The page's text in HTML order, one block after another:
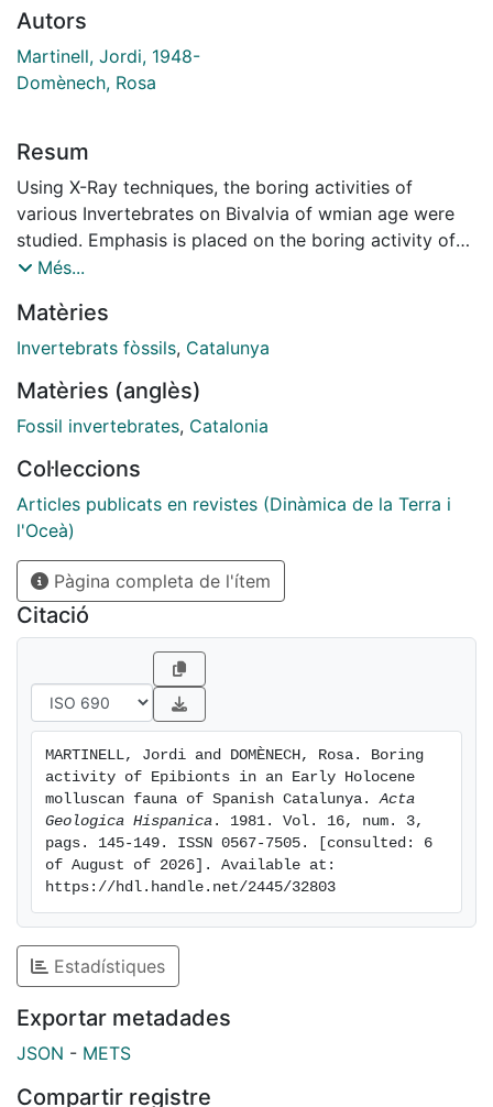
Autors
Martinell, Jordi, 1948-
Domènech, Rosa
Resum
Using X-Ray techniques, the boring activities of
various Invertebrates on Bivalvia of wmian age were
studied. Emphasis is placed on the boring activity of
Porifera and their apparent preselection of the species
and/or b) the microstucture, andlor c) some special
environmental conditions, or d) combinations of these
Més...
Matèries
Invertebrats fòssils, Catalunya
Matèries (anglès)
Fossil invertebrates, Catalonia
Col·leccions
Articles publicats en revistes (Dinàmica de la Terra i
l'Oceà)
Pàgina completa de l'ítem
Citació
MARTINELL, Jordi and DOMÈNECH, Rosa. Boring
activity of Epibionts in an Early Holocene
molluscan fauna of Spanish Catalunya. Acta
Geologica Hispanica . 1981. Vol. 16, num. 3,
pags. 145-149. ISSN 0567-7505. [consulted: 6
of August of 2026]. Available at:
https://hdl.handle.net/2445/32803
Estadístiques
Exportar metadades
JSON - METS
Compartir registre